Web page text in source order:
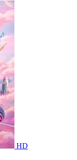
HD